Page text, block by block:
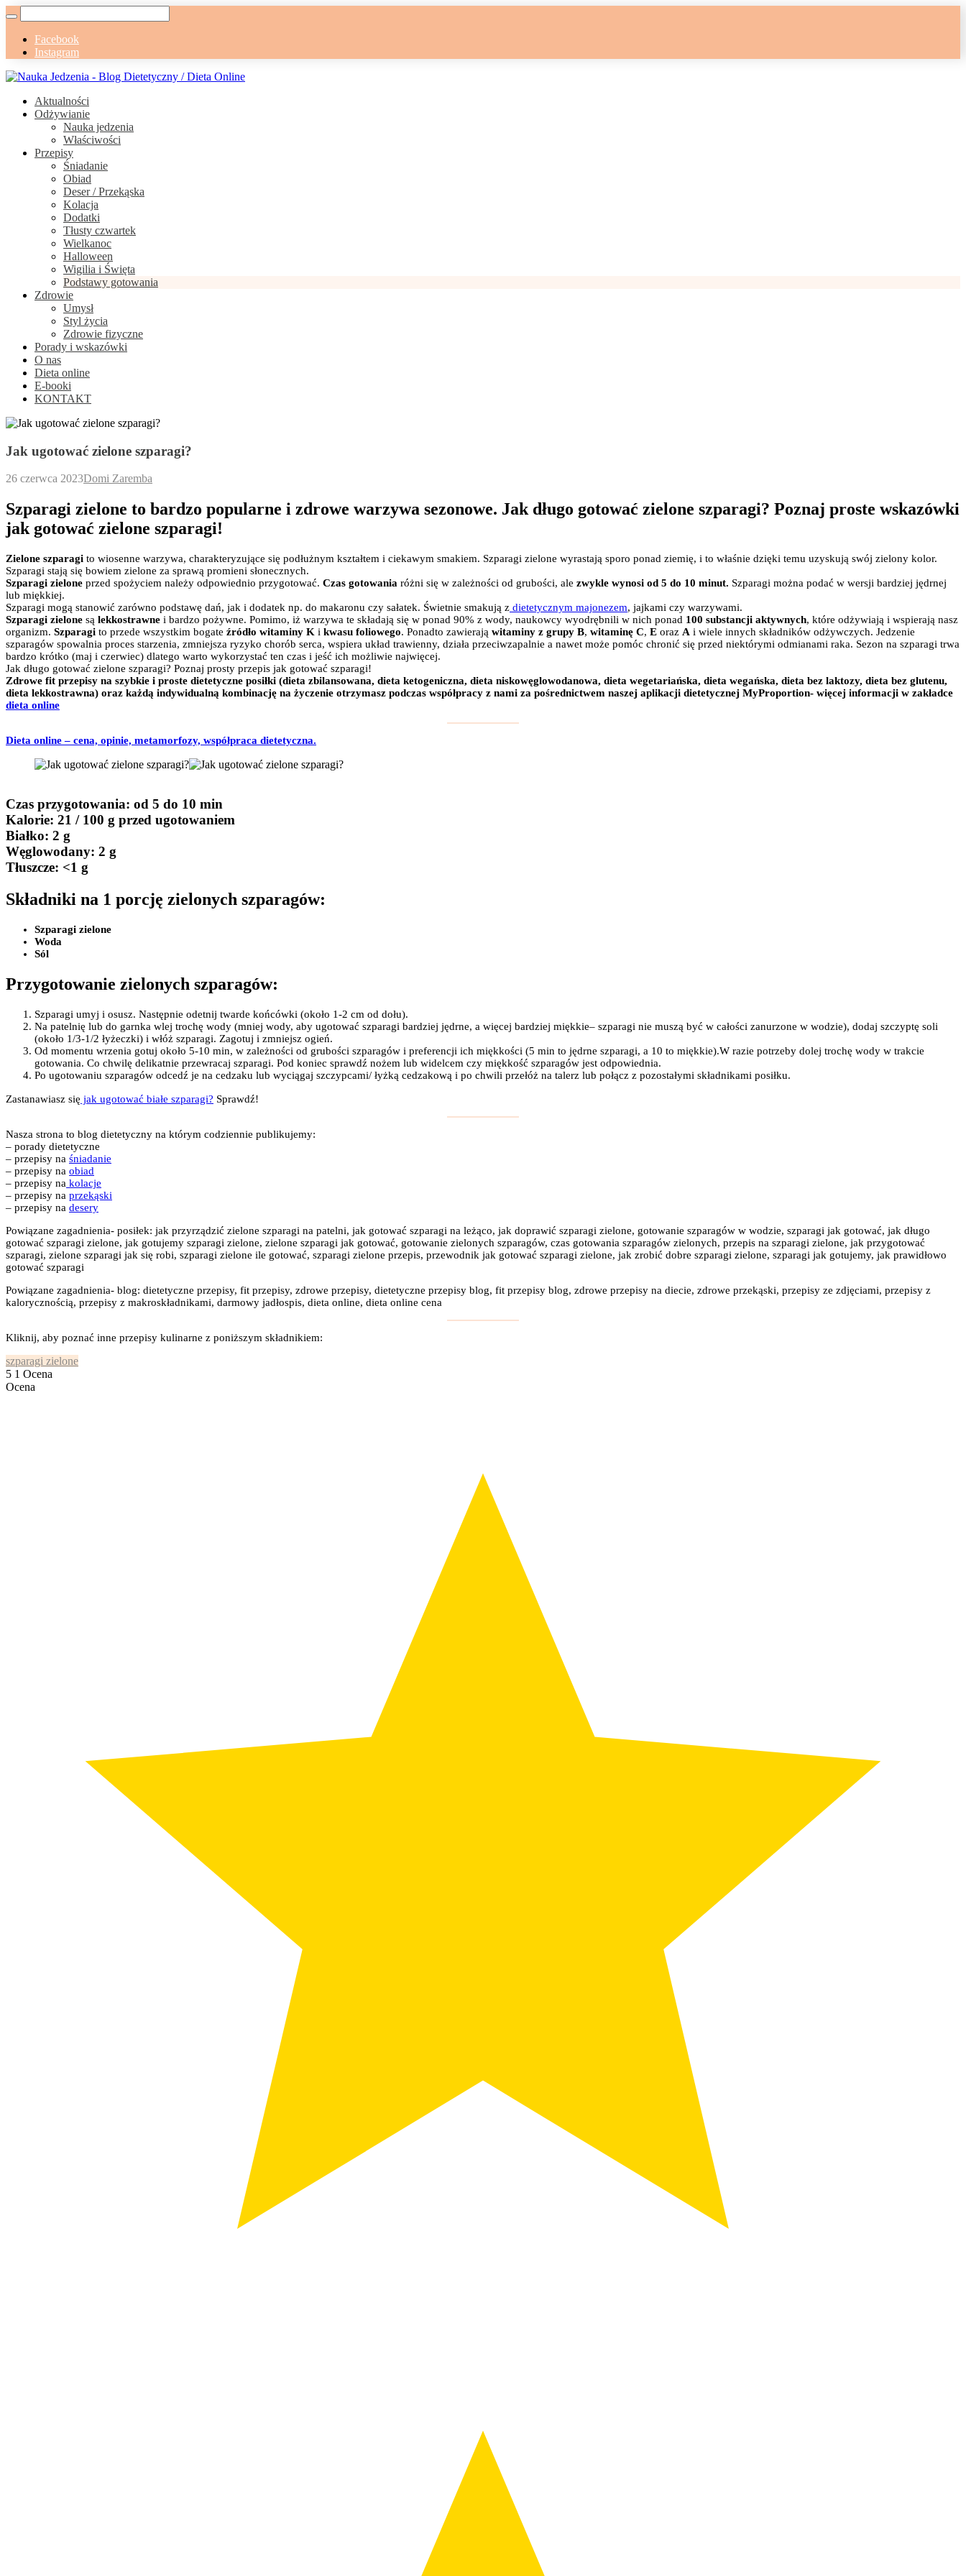
Facebook
Instagram
Aktualności
Odżywianie
Nauka jedzenia
Właściwości
Przepisy
Śniadanie
Obiad
Deser / Przekąska
Kolacja
Dodatki
Tłusty czwartek
Wielkanoc
Halloween
Wigilia i Święta
Podstawy gotowania
Zdrowie
Umysł
Styl życia
Zdrowie fizyczne
Porady i wskazówki
O nas
Dieta online
E-booki
KONTAKT
Jak ugotować zielone szparagi?
26 czerwca 2023Domi Zaremba
Szparagi zielone to bardzo popularne i zdrowe warzywa sezonowe. Jak długo gotować zielone szparagi? Poznaj proste wskazówki
jak gotować zielone szparagi!
Zielone szparagi to wiosenne warzywa, charakteryzujące się podłużnym kształtem i ciekawym smakiem. Szparagi zielone wyrastają sporo ponad ziemię, i to właśnie dzięki temu uzyskują swój zielony kolor.
Szparagi stają się bowiem zielone za sprawą promieni słonecznych.
Szparagi zielone przed spożyciem należy odpowiednio przygotować. Czas gotowania różni się w zależności od grubości, ale zwykle wynosi od 5 do 10 minut. Szparagi można podać w wersji bardziej jędrnej
lub miękkiej.
Szparagi mogą stanowić zarówno podstawę dań, jak i dodatek np. do makaronu czy sałatek. Świetnie smakują z dietetycznym majonezem, jajkami czy warzywami.
Szparagi zielone są lekkostrawne i bardzo pożywne. Pomimo, iż warzywa te składają się w ponad 90% z wody, naukowcy wyodrębnili w nich ponad 100 substancji aktywnych, które odżywiają i wspierają nasz
organizm. Szparagi to przede wszystkim bogate źródło witaminy K i kwasu foliowego. Ponadto zawierają witaminy z grupy B, witaminę C, E oraz A i wiele innych składników odżywczych. Jedzenie
szparagów spowalnia proces starzenia, zmniejsza ryzyko chorób serca, wspiera układ trawienny, działa przeciwzapalnie a nawet może pomóc chronić się przed niektórymi odmianami raka. Sezon na szparagi trwa
bardzo krótko (maj i czerwiec) dlatego warto wykorzystać ten czas i jeść ich możliwie najwięcej.
Jak długo gotować zielone szparagi? Poznaj prosty przepis jak gotować szparagi!
Zdrowe fit przepisy na szybkie i proste dietetyczne posiłki (dieta zbilansowana, dieta ketogeniczna, dieta niskowęglowodanowa, dieta wegetariańska, dieta wegańska, dieta bez laktozy, dieta bez glutenu,
dieta lekkostrawna) oraz każdą indywidualną kombinację na życzenie otrzymasz podczas współpracy z nami za pośrednictwem naszej aplikacji dietetycznej MyProportion- więcej informacji w zakładce
dieta online
Dieta online – cena, opinie, metamorfozy, współpraca dietetyczna.
Czas przygotowania: od 5 do 10 min
Kalorie: 21 / 100 g przed ugotowaniem
Białko: 2 g
Węglowodany: 2 g
Tłuszcze: <1 g
Składniki na 1 porcję zielonych szparagów:
Szparagi zielone
Woda
Sól
Przygotowanie zielonych szparagów:
Szparagi umyj i osusz. Następnie odetnij twarde końcówki (około 1-2 cm od dołu).
Na patelnię lub do garnka wlej trochę wody (mniej wody, aby ugotować szparagi bardziej jędrne, a więcej bardziej miękkie– szparagi nie muszą być w całości zanurzone w wodzie), dodaj szczyptę soli
(około 1/3-1/2 łyżeczki) i włóż szparagi. Zagotuj i zmniejsz ogień.
Od momentu wrzenia gotuj około 5-10 min, w zależności od grubości szparagów i preferencji ich miękkości (5 min to jędrne szparagi, a 10 to miękkie).W razie potrzeby dolej trochę wody w trakcie
gotowania. Co chwilę delikatnie przewracaj szparagi. Pod koniec sprawdź nożem lub widelcem czy miękkość szparagów jest odpowiednia.
Po ugotowaniu szparagów odcedź je na cedzaku lub wyciągaj szczypcami/ łyżką cedzakową i po chwili przełóż na talerz lub połącz z pozostałymi składnikami posiłku.
Zastanawiasz się jak ugotować białe szparagi? Sprawdź!
Nasza strona to blog dietetyczny na którym codziennie publikujemy:
– porady dietetyczne
– przepisy na śniadanie
– przepisy na obiad
– przepisy na kolacje
– przepisy na przekąski
– przepisy na desery
Powiązane zagadnienia- posiłek: jak przyrządzić zielone szparagi na patelni, jak gotować szparagi na leżąco, jak doprawić szparagi zielone, gotowanie szparagów w wodzie, szparagi jak gotować, jak długo
gotować szparagi zielone, jak gotujemy szparagi zielone, zielone szparagi jak gotować, gotowanie zielonych szparagów, czas gotowania szparagów zielonych, przepis na szparagi zielone, jak przygotować
szparagi, zielone szparagi jak się robi, szparagi zielone ile gotować, szparagi zielone przepis, przewodnik jak gotować szparagi zielone, jak zrobić dobre szparagi zielone, szparagi jak gotujemy, jak prawidłowo
gotować szparagi
Powiązane zagadnienia- blog: dietetyczne przepisy, fit przepisy, zdrowe przepisy, dietetyczne przepisy blog, fit przepisy blog, zdrowe przepisy na diecie, zdrowe przekąski, przepisy ze zdjęciami, przepisy z
kalorycznością, przepisy z makroskładnikami, darmowy jadłospis, dieta online, dieta online cena
Kliknij, aby poznać inne przepisy kulinarne z poniższym składnikiem:
szparagi zielone
5 1 Ocena
Ocena